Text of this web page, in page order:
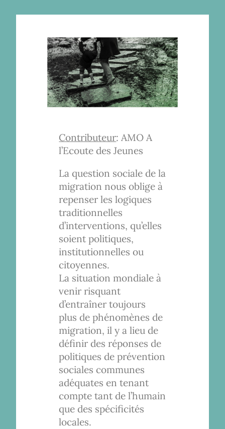
Contributeur: AMO A
l’Ecoute des Jeunes
La question sociale de la
migration nous oblige à
repenser les logiques
traditionnelles
d’interventions, qu’elles
soient politiques,
institutionnelles ou
citoyennes.
La situation mondiale à
venir risquant
d’entraîner toujours
plus de phénomènes de
migration, il y a lieu de
définir des réponses de
politiques de prévention
sociales communes
adéquates en tenant
compte tant de l’humain
que des spécificités
locales.